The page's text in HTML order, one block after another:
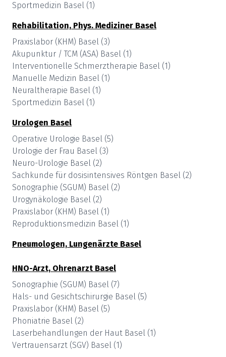
Sportmedizin Basel (1)
Rehabilitation, Phys. Mediziner Basel
Praxislabor (KHM) Basel (3)
Akupunktur / TCM (ASA) Basel (1)
Interventionelle Schmerztherapie Basel (1)
Manuelle Medizin Basel (1)
Neuraltherapie Basel (1)
Sportmedizin Basel (1)
Urologen Basel
Operative Urologie Basel (5)
Urologie der Frau Basel (3)
Neuro-Urologie Basel (2)
Sachkunde für dosisintensives Röntgen Basel (2)
Sonographie (SGUM) Basel (2)
Urogynäkologie Basel (2)
Praxislabor (KHM) Basel (1)
Reproduktionsmedizin Basel (1)
Pneumologen, Lungenärzte Basel
HNO-Arzt, Ohrenarzt Basel
Sonographie (SGUM) Basel (7)
Hals- und Gesichtschirurgie Basel (5)
Praxislabor (KHM) Basel (5)
Phoniatrie Basel (2)
Laserbehandlungen der Haut Basel (1)
Vertrauensarzt (SGV) Basel (1)